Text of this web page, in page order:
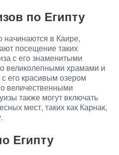
по Египту
начинаются в Каире,
посещение таких
с его знаменитыми
великолепными храмами и
его красивым озером
величественными
также могут включать
мест, таких как Карнак,
Египту